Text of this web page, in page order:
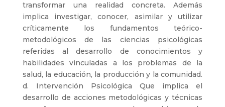
transformar una realidad concreta. Además
implica investigar, conocer, asimilar y utilizar
críticamente los fundamentos teórico-
metodológicos de las ciencias psicológicas
referidas al desarrollo de conocimientos y
habilidades vinculadas a los problemas de la
salud, la educación, la producción y la comunidad.
d. Intervención Psicológica Que implica el
desarrollo de acciones metodológicas y técnicas